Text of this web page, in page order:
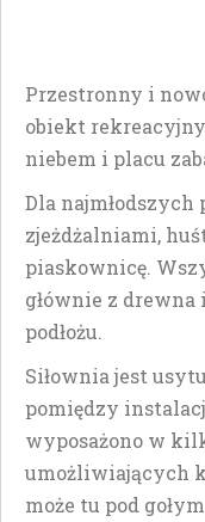
Przestronny i
obiekt
niebem i placu
Dla
zjeżdżalniami,
piaskownicę.
głównie z
podłożu.
Siłownia jest
pomiędzy
wyposażono w
umożliwiających
może tu pod